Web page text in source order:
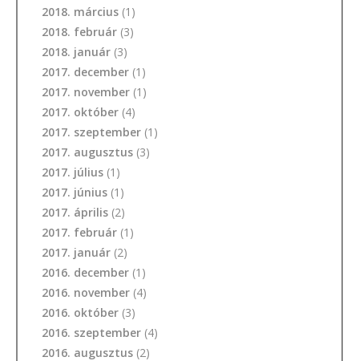
2018. március (1)
2018. február (3)
2018. január (3)
2017. december (1)
2017. november (1)
2017. október (4)
2017. szeptember (1)
2017. augusztus (3)
2017. július (1)
2017. június (1)
2017. április (2)
2017. február (1)
2017. január (2)
2016. december (1)
2016. november (4)
2016. október (3)
2016. szeptember (4)
2016. augusztus (2)